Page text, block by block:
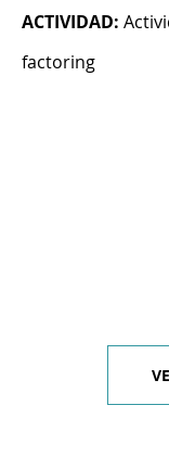
ACTIVIDAD:
factoring